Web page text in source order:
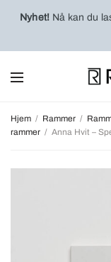
Nyhet! Nå kan du
Hjem / Rammer /
rammer / Anna Hvit –